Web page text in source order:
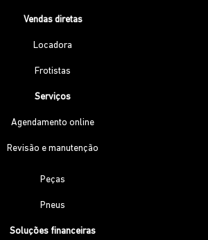
Vendas diretas
Locadora
Frotistas
Serviços
Agendamento online
Revisão e manutenção
Peças
Pneus
Soluções financeiras